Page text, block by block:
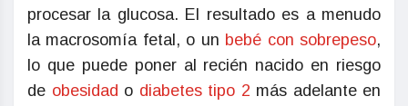
procesar la glucosa. El resultado es a menudo
la macrosomía fetal, o un bebé con sobrepeso,
lo que puede poner al recién nacido en riesgo
de obesidad o diabetes tipo 2 más adelante en